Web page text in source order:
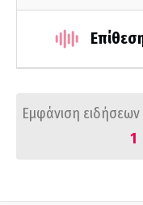
Εμφάνιση ειδήσεων
1